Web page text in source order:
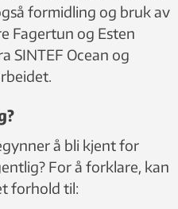
formidling og bruk av
Fagertun og Esten
SINTEF Ocean og
å bli kjent for
For å forklare, kan
forhold til: